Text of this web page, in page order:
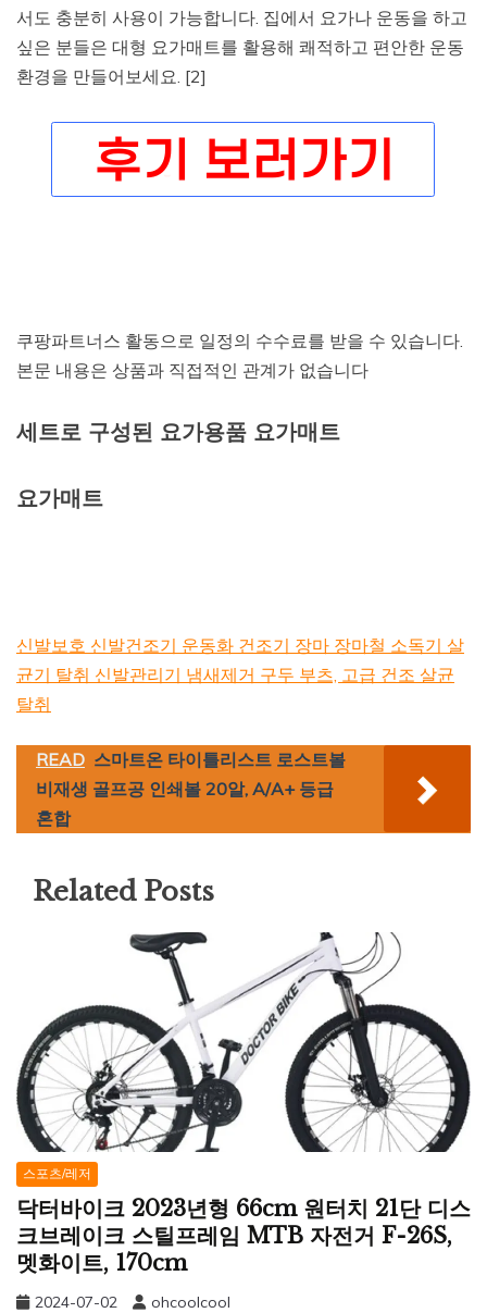
서도 충분히 사용이 가능합니다. 집에서 요가나 운동을 하고
싶은 분들은 대형 요가매트를 활용해 쾌적하고 편안한 운동
환경을 만들어보세요. [2]
쿠팡파트너스 활동으로 일정의 수수료를 받을 수 있습니다.
본문 내용은 상품과 직접적인 관계가 없습니다
세트로 구성된 요가용품 요가매트
요가매트
신발보호 신발건조기 운동화 건조기 장마 장마철 소독기 살
균기 탈취 신발관리기 냄새제거 구두 부츠, 고급 건조 살균
탈취
READ 스마트온 타이틀리스트 로스트볼
비재생 골프공 인쇄볼 20알, A/A+ 등급
혼합
Related Posts
스포츠/레저
닥터바이크 2023년형 66cm 원터치 21단 디스
크브레이크 스틸프레임 MTB 자전거 F-26S,
멧화이트, 170cm
2024-07-02 ohcoolcool